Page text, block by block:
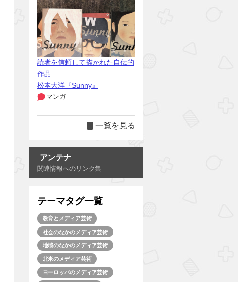
読者を信頼して描かれた自伝的
作品
松本大洋『Sunny』
マンガ
一覧を見る
アンテナ
関連情報へのリンク集
テーマタグ一覧
教育とメディア芸術
社会のなかのメディア芸術
地域のなかのメディア芸術
北米のメディア芸術
ヨーロッパのメディア芸術